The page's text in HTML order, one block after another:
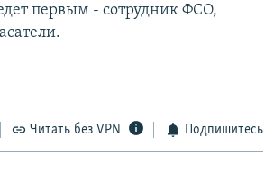
первым - сотрудник ФСО,
Читать без VPN Подпишитесь